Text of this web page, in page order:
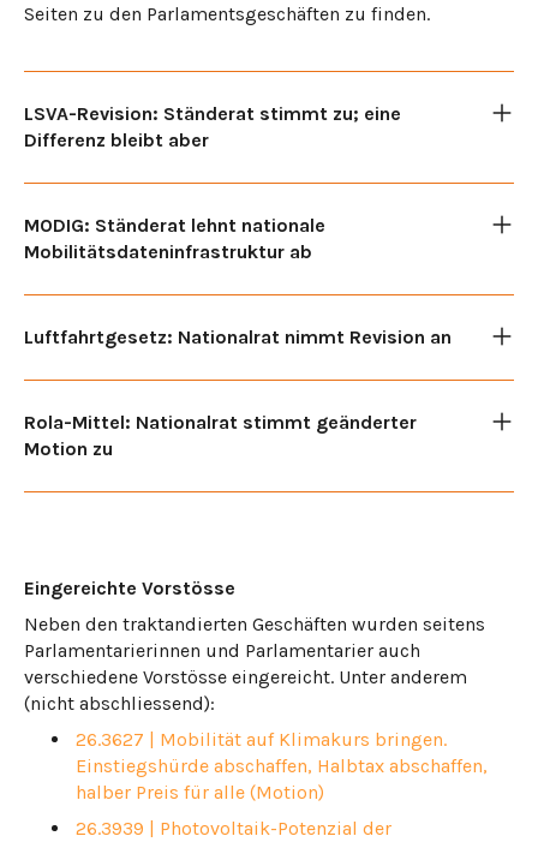
Seiten zu den Parlamentsgeschäften zu finden.
LSVA-Revision: Ständerat stimmt zu; eine
Differenz bleibt aber
MODIG: Ständerat lehnt nationale
Mobilitätsdateninfrastruktur ab
Luftfahrtgesetz: Nationalrat nimmt Revision an
Rola-Mittel: Nationalrat stimmt geänderter
Motion zu
Eingereichte Vorstösse
Neben den traktandierten Geschäften wurden seitens
Parlamentarierinnen und Parlamentarier auch
verschiedene Vorstösse eingereicht. Unter anderem
(nicht abschliessend):
26.3627 | Mobilität auf Klimakurs bringen.
Einstiegshürde abschaffen, Halbtax abschaffen,
halber Preis für alle (Motion)
26.3939 | Photovoltaik-Potenzial der